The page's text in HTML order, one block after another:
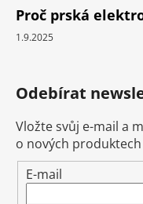
Proč prská
1.9.2025
Odebírat
Vložte svůj e-mail a
o nových
E-mail